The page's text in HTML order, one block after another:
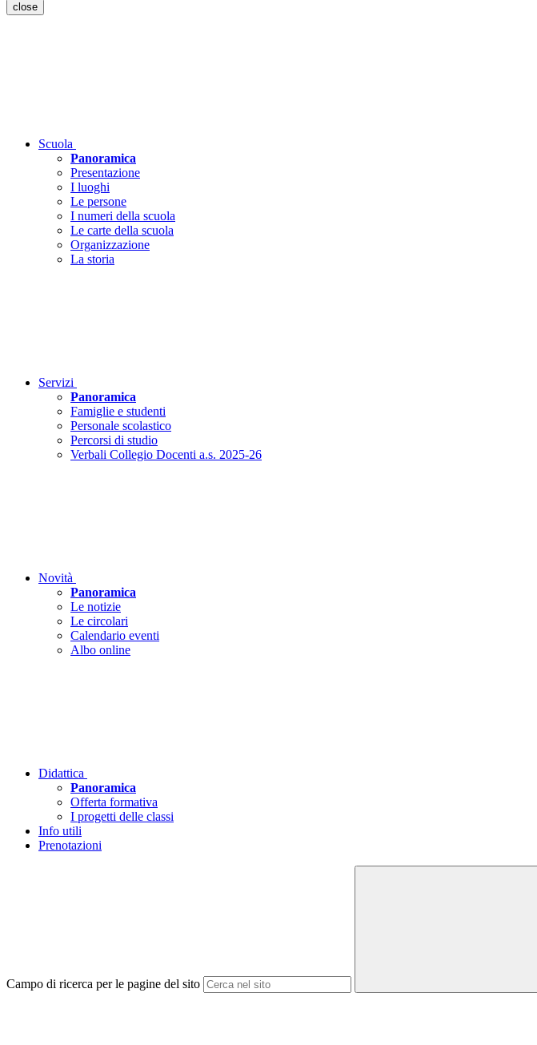
close
Scuola
Panoramica
Presentazione
I luoghi
Le persone
I numeri della scuola
Le carte della scuola
Organizzazione
La storia
Servizi
Panoramica
Famiglie e studenti
Personale scolastico
Percorsi di studio
Verbali Collegio Docenti a.s. 2025-26
Novità
Panoramica
Le notizie
Le circolari
Calendario eventi
Albo online
Didattica
Panoramica
Offerta formativa
I progetti delle classi
Info utili
Prenotazioni
Campo di ricerca per le pagine del sito